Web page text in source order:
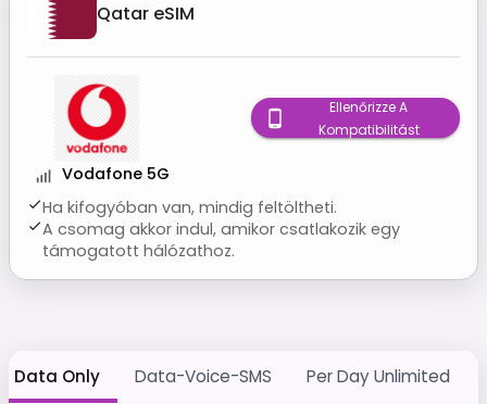
Qatar eSIM
Vodafone 5G
Ha kifogyóban van, mindig feltöltheti.
A csomag akkor indul, amikor csatlakozik egy
támogatott hálózathoz.
Ellenőrizze A
Kompatibilitást
Data Only Data-Voice-SMS Per Day Unlimited